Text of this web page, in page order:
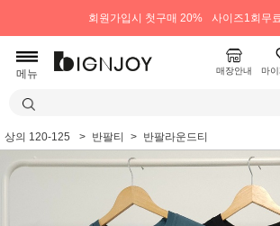
회원가입시 첫구매 20% 사이즈1회무
메뉴 매장안내 마
상의 120-125 반팔티 반팔라운드티